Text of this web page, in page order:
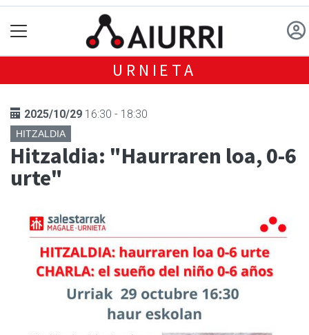
URNIETA
2025/10/29 16:30 - 18:30
HITZALDIA
Hitzaldia: "Haurraren loa, 0-6
urte"